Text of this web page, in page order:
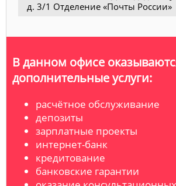
д. 3/1 Отделение «Почты России»
В данном офисе
дополнительные услуги:
расчётное обслуживание
депозиты
зарплатные проекты
интернет-банк
кредитование
банковские гарантии